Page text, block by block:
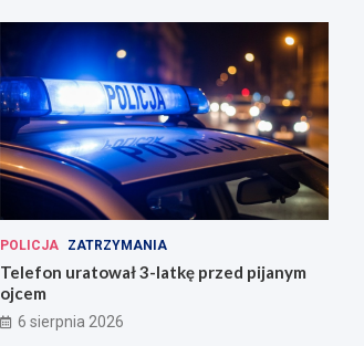
POLICJA ZATRZYMANIA
Telefon uratował 3-latkę przed pijanym
ojcem
6 sierpnia 2026